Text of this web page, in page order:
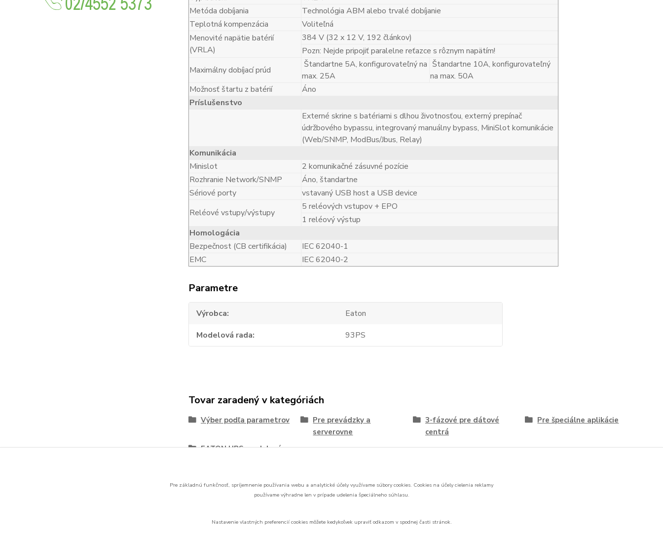
Metóda dobíjania
Technológia ABM alebo trvalé dobíjanie
Teplotná kompenzácia
Voliteľná
Menovité napätie batérií
(VRLA)
384 V (32 x 12 V, 192 článkov)
Pozn: Nejde pripojiť paralelne reťazce s rôznym napätím!
Maximálny dobíjací prúd
Štandartne 5A, konfigurovateľný na
max. 25A
Štandartne 10A, konfigurovateľný
na max. 50A
Možnosť štartu z batérií
Áno
Príslušenstvo
Externé skrine s batériami s dlhou životnosťou, externý prepínač
údržbového bypassu, integrovaný manuálny bypass, MiniSlot komunikácie
(Web/SNMP, ModBus/Jbus, Relay)
Komunikácia
Minislot
2 komunikačné zásuvné pozície
Rozhranie Network/SNMP
Áno, štandartne
Sériové porty
vstavaný USB host a USB device
Reléové vstupy/výstupy
5 reléových vstupov + EPO
1 reléový výstup
Homologácia
Bezpečnost (CB certifikácia)
IEC 62040-1
EMC
IEC 62040-2
Parametre
Výrobca
Eaton
Modelová rada
93PS
Tovar zaradený v kategóriách
Výber podľa parametrov
Pre prevádzky a
serverovne
3-fázové pre dátové
centrá
Pre špeciálne aplikácie
EATON UPS modelové
Upravit sběr cookies.
Pre základnú funkčnosť, spríjemnenie používania webu a analytické účely využívame súbory cookies. Cookies na účely cielenia reklamy
používame výhradne len v prípade udelenia špeciálneho súhlasu.
Nastavenie vlastných preferencií cookies môžete kedykoľvek upraviť odkazom v spodnej časti stránok.